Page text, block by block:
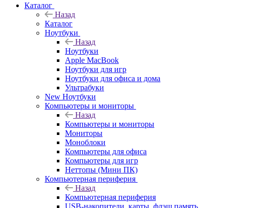
Каталог
Назад
Каталог
Ноутбуки
Назад
Ноутбуки
Apple MacBook
Ноутбуки для игр
Ноутбуки для офиса и дома
Ультрабуки
New Ноутбуки
Компьютеры и мониторы
Назад
Компьютеры и мониторы
Мониторы
Моноблоки
Компьютеры для офиса
Компьютеры для игр
Неттопы (Мини ПК)
Компьютерная периферия
Назад
Компьютерная периферия
USB-накопители, карты, флэш память